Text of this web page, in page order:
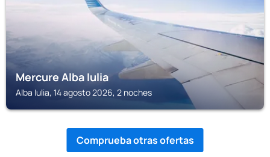
Mercure Alba Iulia
Alba Iulia, 14 agosto 2026, 2 noches
Comprueba otras ofertas